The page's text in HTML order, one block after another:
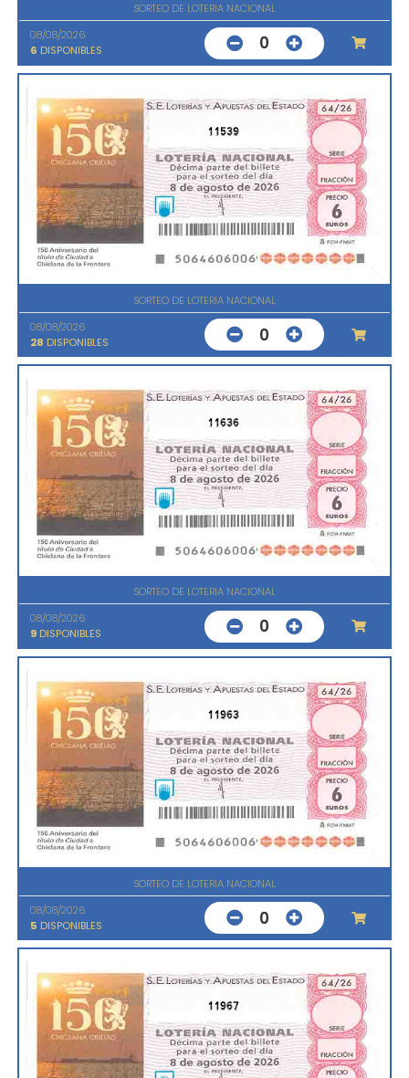
SORTEO DE LOTERIA NACIONAL
08/08/2026
6 DISPONIBLES 0
11539
SORTEO DE LOTERIA NACIONAL
08/08/2026
28 DISPONIBLES 0
11636
SORTEO DE LOTERIA NACIONAL
08/08/2026
9 DISPONIBLES 0
11963
SORTEO DE LOTERIA NACIONAL
08/08/2026
5 DISPONIBLES 0
11967